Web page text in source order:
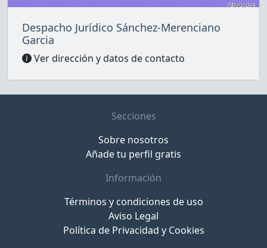
Despacho Jurídico Sánchez-Merenciano
Garcia
Ver dirección y datos de contacto
Secciones
Sobre nosotros
Añade tu perfil gratis
Información
Términos y condiciones de uso
Aviso Legal
Política de Privacidad y Cookies